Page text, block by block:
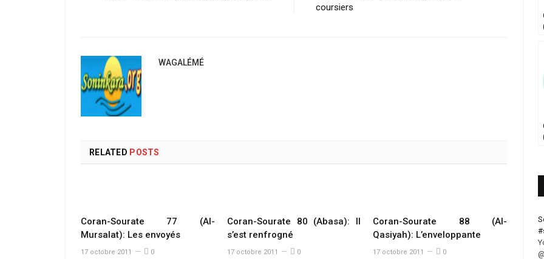
coursiers
WAGALÉMÉ
RELATED POSTS
Coran-Sourate 77 (Al-
Mursalat): Les envoyés
17 octobre 2011 0
Coran-Sourate 80 (Abasa): Il
s’est renfrogné
17 octobre 2011 0
Coran-Sourate 88 (Al-
Qasiyah): L’enveloppante
17 octobre 2011 0